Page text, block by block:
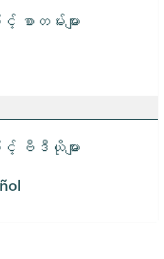
ာတမ်းများ
ဗီဒီယိုများ